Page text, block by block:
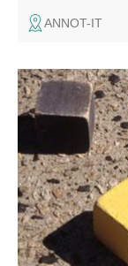
ANNOT-IT
Venite a
partecipate
musica per